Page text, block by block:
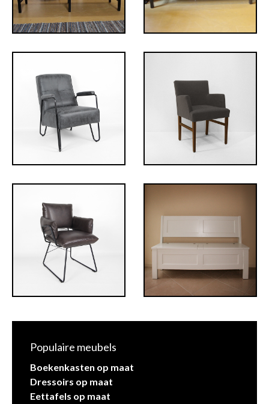
Populaire meubels
Boekenkasten op maat
Dressoirs op maat
Eettafels op maat